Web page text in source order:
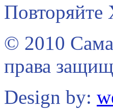
Повторяйте
© 2010
права
Design by: